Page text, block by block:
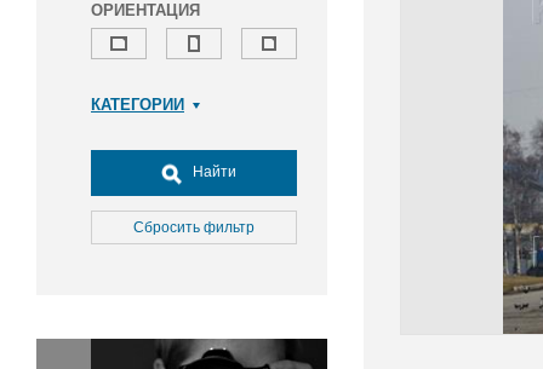
ОРИЕНТАЦИЯ
КАТЕГОРИИ
Досуг, туризм и отдых
Культура
Медицина
Окружающая среда
Найти
Сбросить фильтр